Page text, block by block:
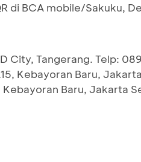
di BCA mobile/Sakuku,
City, Tangerang. Telp:
Kebayoran Baru,
Baru, Jakarta